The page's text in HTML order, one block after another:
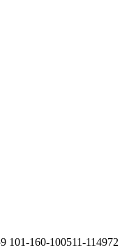
101-160-100511-114972